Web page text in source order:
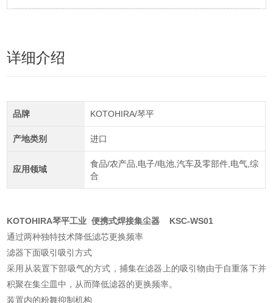
详细介绍
品牌 KOTOHIRA/琴平
产地类别 进口
应用领域
食品/农产品,电子/电池,汽车及零部件,电气,综
合
KOTOHIRA琴平工业 便携式焊接集尘器 KSC-WS01
通过两种独特技术降低滤芯更换频率
滤器下面吸引吸引方式
采用从装置下部吸气的方式，捕集在滤器上的吸引物由于自重落下并
积聚在集尘皿中，从而降低滤器的更换频率。
装置内的粉舞抑制机构